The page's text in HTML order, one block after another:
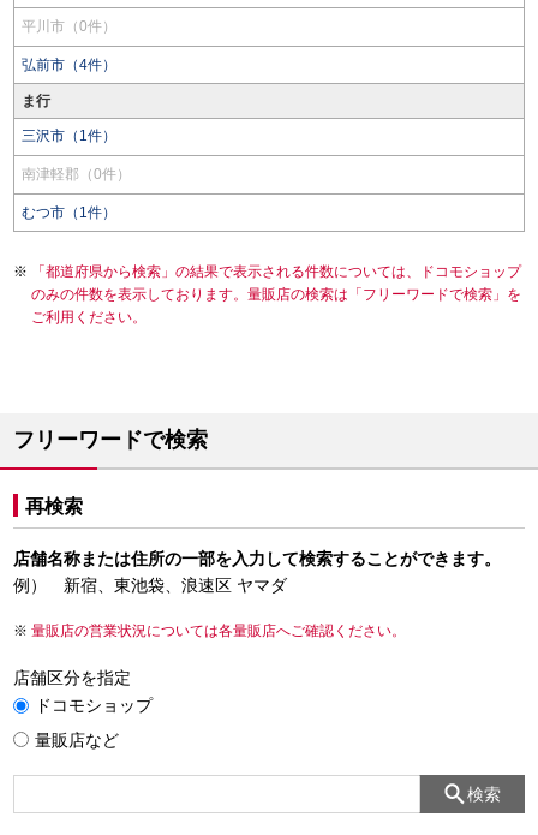
平川市（0件）
弘前市（4件）
ま行
三沢市（1件）
南津軽郡（0件）
むつ市（1件）
「都道府県から検索」の結果で表示される件数については、ドコモショップ
のみの件数を表示しております。量販店の検索は「フリーワードで検索」を
ご利用ください。
フリーワードで検索
再検索
店舗名称または住所の一部を入力して検索することができます。
例） 新宿、東池袋、浪速区 ヤマダ
量販店の営業状況については各量販店へご確認ください。
店舗区分を指定
ドコモショップ
量販店など
検索